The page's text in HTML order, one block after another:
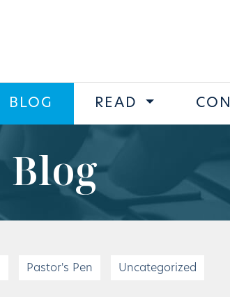
BLOG READ
Blog
Pastor's Pen Uncategorized